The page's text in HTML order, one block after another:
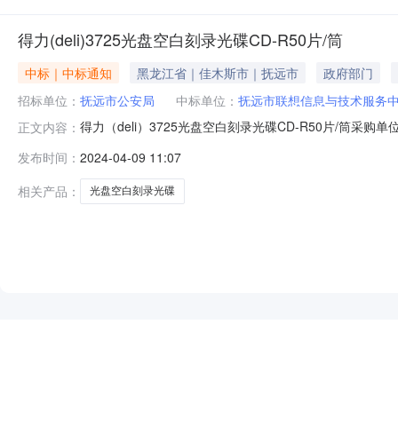
得力(deli)3725光盘空白刻录光碟CD-R50片/筒
中标｜中标通知 黑龙江省｜佳木斯市｜抚远市
政府部门
招标单位： 抚远市公安局 中标单位： 抚远市联想信息与技术服务
正文内容： 得力（deli）3725光盘空白刻录光碟CD-R50片/筒采购
发布时间： 2024-04-09 11:07
相关产品：
光盘空白刻录光碟